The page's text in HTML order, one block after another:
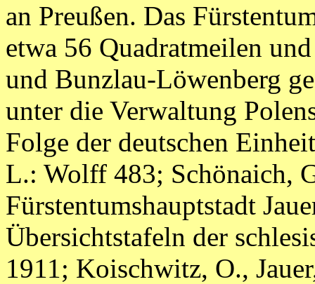
an Preußen. Das
etwa 56 Quadratmeilen
und Bunzlau-Löwenberg
unter die Verwaltung
Folge der deutschen
L.: Wolff 483; Schönaich,
Fürstentumshauptstadt
Übersichtstafeln der
1911; Koischwitz, O.,